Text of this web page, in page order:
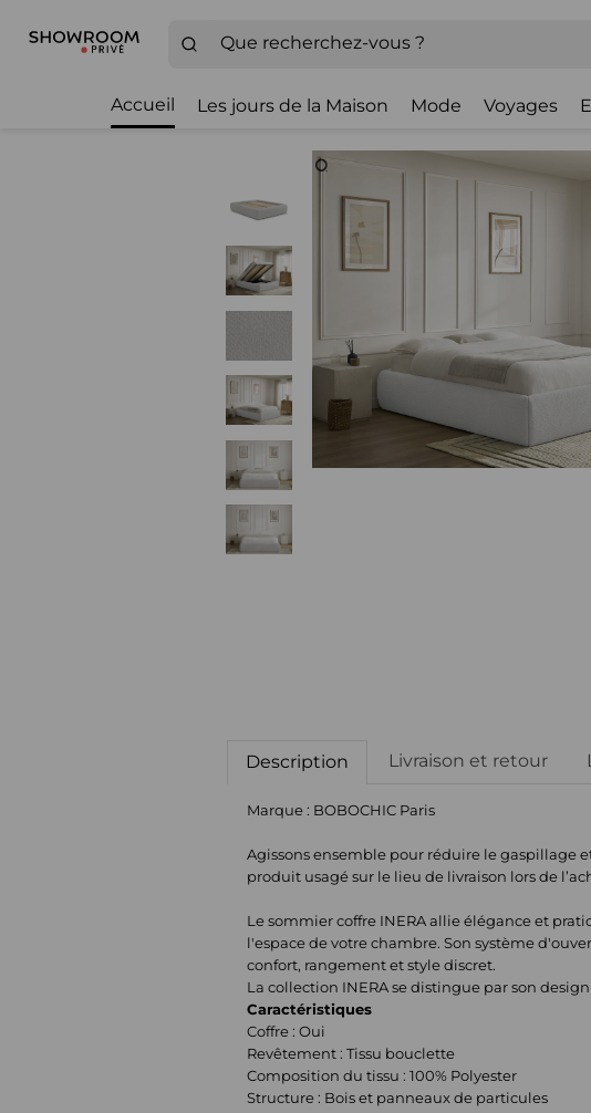
Accueil Les jours de la Maison Mode Voyages
Description Livraison et retour
Marque : BOBOCHIC Paris
Agissons ensemble pour réduire le gaspillage
produit usagé sur le lieu de livraison lors de
Le sommier coffre INERA allie élégance et
l'espace de votre chambre. Son système
confort, rangement et style discret.
La collection INERA se distingue par son
Caractéristiques
Coffre : Oui
Revêtement : Tissu bouclette
Composition du tissu : 100% Polyester
Structure : Bois et panneaux de particules